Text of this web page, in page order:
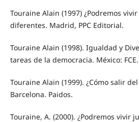
Touraine Alain (1997) ¿Podremos
diferentes. Madrid, PPC Editorial.
Touraine Alain (1998). Igualdad y
tareas de la democracia. México: FCE.
Touraine Alain (1999). ¿Cómo salir
Barcelona. Paidos.
Touraine, A. (2000). ¿Podremos vivir